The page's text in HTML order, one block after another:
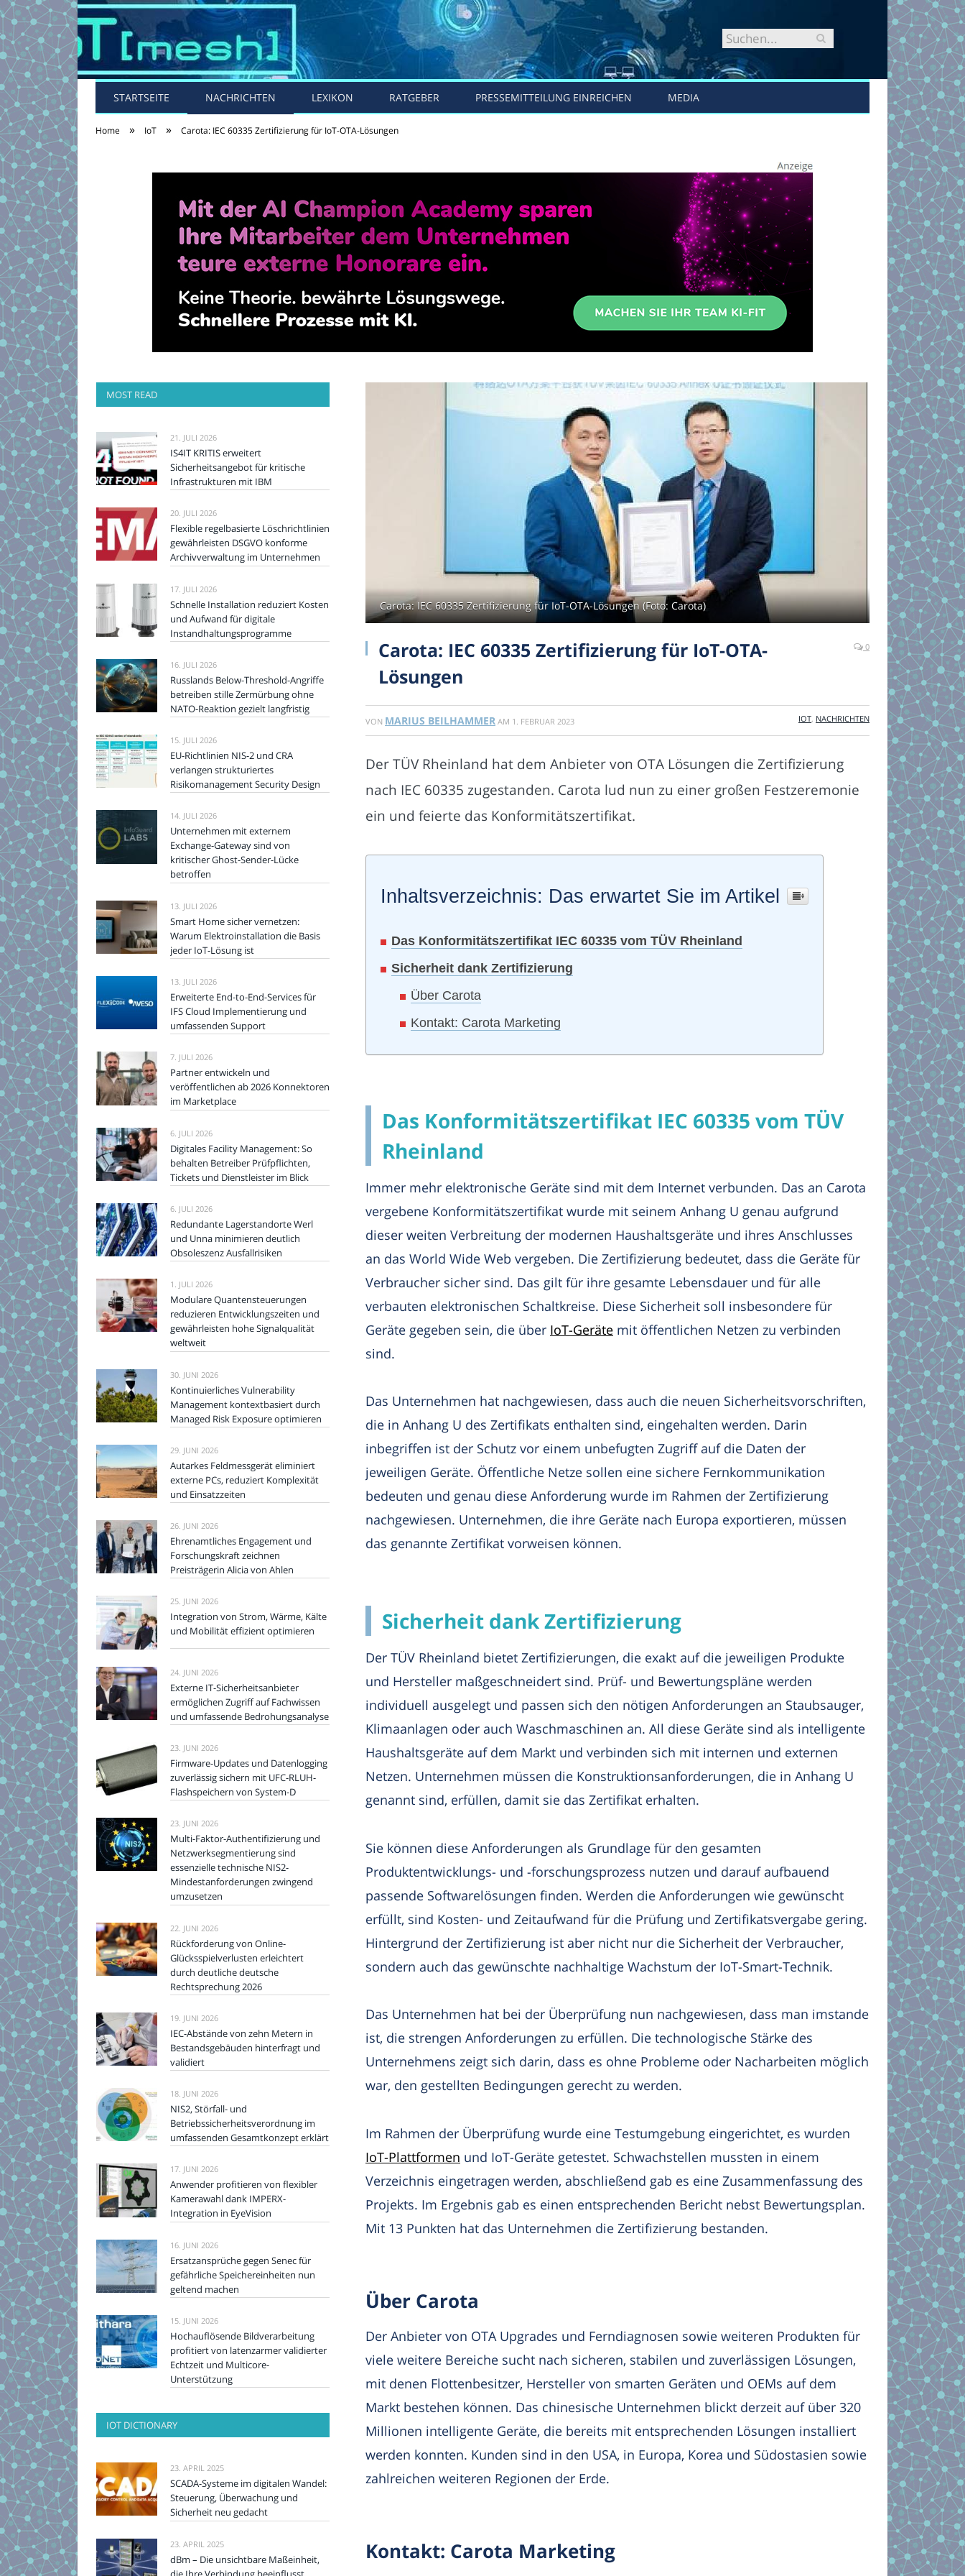
STARTSEITE NACHRICHTEN LEXIKON RATGEBER PRESSEMITTEILUNG EINREICHEN MEDIA
Home » IoT » Carota: IEC 60335 Zertifizierung für IoT-OTA-Lösungen
Carota: IEC 60335 Zertifizierung für IoT-OTA-Lösungen (Foto: Carota)
Carota: IEC 60335 Zertifizierung für IoT-OTA-
Lösungen
0
VON MARIUS BEILHAMMER AM 1. FEBRUAR 2023 IOT, NACHRICHTEN
Der TÜV Rheinland hat dem Anbieter von OTA Lösungen die Zertifizierung
nach IEC 60335 zugestanden. Carota lud nun zu einer großen Festzeremonie
ein und feierte das Konformitätszertifikat.
Inhaltsverzeichnis: Das erwartet Sie im Artikel
Das Konformitätszertifikat IEC 60335 vom TÜV Rheinland
Sicherheit dank Zertifizierung
Über Carota
Kontakt: Carota Marketing
Das Konformitätszertifikat IEC 60335 vom TÜV
Rheinland
Immer mehr elektronische Geräte sind mit dem Internet verbunden. Das an Carota
vergebene Konformitätszertifikat wurde mit seinem Anhang U genau aufgrund
dieser weiten Verbreitung der modernen Haushaltsgeräte und ihres Anschlusses
an das World Wide Web vergeben. Die Zertifizierung bedeutet, dass die Geräte für
Verbraucher sicher sind. Das gilt für ihre gesamte Lebensdauer und für alle
verbauten elektronischen Schaltkreise. Diese Sicherheit soll insbesondere für
Geräte gegeben sein, die über IoT-Geräte mit öffentlichen Netzen zu verbinden
sind.
Das Unternehmen hat nachgewiesen, dass auch die neuen Sicherheitsvorschriften,
die in Anhang U des Zertifikats enthalten sind, eingehalten werden. Darin
inbegriffen ist der Schutz vor einem unbefugten Zugriff auf die Daten der
jeweiligen Geräte. Öffentliche Netze sollen eine sichere Fernkommunikation
bedeuten und genau diese Anforderung wurde im Rahmen der Zertifizierung
nachgewiesen. Unternehmen, die ihre Geräte nach Europa exportieren, müssen
das genannte Zertifikat vorweisen können.
Sicherheit dank Zertifizierung
Der TÜV Rheinland bietet Zertifizierungen, die exakt auf die jeweiligen Produkte
und Hersteller maßgeschneidert sind. Prüf- und Bewertungspläne werden
individuell ausgelegt und passen sich den nötigen Anforderungen an Staubsauger,
Klimaanlagen oder auch Waschmaschinen an. All diese Geräte sind als intelligente
Haushaltsgeräte auf dem Markt und verbinden sich mit internen und externen
Netzen. Unternehmen müssen die Konstruktionsanforderungen, die in Anhang U
genannt sind, erfüllen, damit sie das Zertifikat erhalten.
Sie können diese Anforderungen als Grundlage für den gesamten
Produktentwicklungs- und -forschungsprozess nutzen und darauf aufbauend
passende Softwarelösungen finden. Werden die Anforderungen wie gewünscht
erfüllt, sind Kosten- und Zeitaufwand für die Prüfung und Zertifikatsvergabe gering.
Hintergrund der Zertifizierung ist aber nicht nur die Sicherheit der Verbraucher,
sondern auch das gewünschte nachhaltige Wachstum der IoT-Smart-Technik.
Das Unternehmen hat bei der Überprüfung nun nachgewiesen, dass man imstande
ist, die strengen Anforderungen zu erfüllen. Die technologische Stärke des
Unternehmens zeigt sich darin, dass es ohne Probleme oder Nacharbeiten möglich
war, den gestellten Bedingungen gerecht zu werden.
Im Rahmen der Überprüfung wurde eine Testumgebung eingerichtet, es wurden
IoT-Plattformen und IoT-Geräte getestet. Schwachstellen mussten in einem
Verzeichnis eingetragen werden, abschließend gab es eine Zusammenfassung des
Projekts. Im Ergebnis gab es einen entsprechenden Bericht nebst Bewertungsplan.
Mit 13 Punkten hat das Unternehmen die Zertifizierung bestanden.
Über Carota
Der Anbieter von OTA Upgrades und Ferndiagnosen sowie weiteren Produkten für
viele weitere Bereiche sucht nach sicheren, stabilen und zuverlässigen Lösungen,
mit denen Flottenbesitzer, Hersteller von smarten Geräten und OEMs auf dem
Markt bestehen können. Das chinesische Unternehmen blickt derzeit auf über 320
Millionen intelligente Geräte, die bereits mit entsprechenden Lösungen installiert
werden konnten. Kunden sind in den USA, in Europa, Korea und Südostasien sowie
zahlreichen weiteren Regionen der Erde.
Kontakt: Carota Marketing
MOST READ
21. JULI 2026
IS4IT KRITIS erweitert
Sicherheitsangebot für kritische
Infrastrukturen mit IBM
20. JULI 2026
Flexible regelbasierte Löschrichtlinien
gewährleisten DSGVO konforme
Archivverwaltung im Unternehmen
17. JULI 2026
Schnelle Installation reduziert Kosten
und Aufwand für digitale
Instandhaltungsprogramme
16. JULI 2026
Russlands Below-Threshold-Angriffe
betreiben stille Zermürbung ohne
NATO-Reaktion gezielt langfristig
15. JULI 2026
EU-Richtlinien NIS-2 und CRA
verlangen strukturiertes
Risikomanagement Security Design
14. JULI 2026
Unternehmen mit externem
Exchange-Gateway sind von
kritischer Ghost-Sender-Lücke
betroffen
13. JULI 2026
Smart Home sicher vernetzen:
Warum Elektroinstallation die Basis
jeder IoT-Lösung ist
13. JULI 2026
Erweiterte End-to-End-Services für
IFS Cloud Implementierung und
umfassenden Support
7. JULI 2026
Partner entwickeln und
veröffentlichen ab 2026 Konnektoren
im Marketplace
6. JULI 2026
Digitales Facility Management: So
behalten Betreiber Prüfpflichten,
Tickets und Dienstleister im Blick
6. JULI 2026
Redundante Lagerstandorte Werl
und Unna minimieren deutlich
Obsoleszenz Ausfallrisiken
1. JULI 2026
Modulare Quantensteuerungen
reduzieren Entwicklungszeiten und
gewährleisten hohe Signalqualität
weltweit
30. JUNI 2026
Kontinuierliches Vulnerability
Management kontextbasiert durch
Managed Risk Exposure optimieren
29. JUNI 2026
Autarkes Feldmessgerät eliminiert
externe PCs, reduziert Komplexität
und Einsatzzeiten
26. JUNI 2026
Ehrenamtliches Engagement und
Forschungskraft zeichnen
Preisträgerin Alicia von Ahlen
25. JUNI 2026
Integration von Strom, Wärme, Kälte
und Mobilität effizient optimieren
24. JUNI 2026
Externe IT-Sicherheitsanbieter
ermöglichen Zugriff auf Fachwissen
und umfassende Bedrohungsanalyse
23. JUNI 2026
Firmware-Updates und Datenlogging
zuverlässig sichern mit UFC-RLUH-
Flashspeichern von System-D
23. JUNI 2026
Multi-Faktor-Authentifizierung und
Netzwerksegmentierung sind
essenzielle technische NIS2-
Mindestanforderungen zwingend
umzusetzen
22. JUNI 2026
Rückforderung von Online-
Glücksspielverlusten erleichtert
durch deutliche deutsche
Rechtsprechung 2026
19. JUNI 2026
IEC-Abstände von zehn Metern in
Bestandsgebäuden hinterfragt und
validiert
18. JUNI 2026
NIS2, Störfall- und
Betriebssicherheitsverordnung im
umfassenden Gesamtkonzept erklärt
17. JUNI 2026
Anwender profitieren von flexibler
Kamerawahl dank IMPERX-
Integration in EyeVision
16. JUNI 2026
Ersatzansprüche gegen Senec für
gefährliche Speichereinheiten nun
geltend machen
15. JUNI 2026
Hochauflösende Bildverarbeitung
profitiert von latenzarmer validierter
Echtzeit und Multicore-
Unterstützung
IOT DICTIONARY
23. APRIL 2025
SCADA-Systeme im digitalen Wandel:
Steuerung, Überwachung und
Sicherheit neu gedacht
23. APRIL 2025
dBm – Die unsichtbare Maßeinheit,